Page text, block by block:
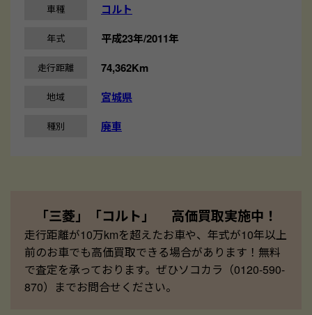
車種 コルト
年式 平成23年/2011年
走行距離 74,362Km
地域 宮城県
種別 廃車
「三菱」「コルト」 高価買取実施中！
走行距離が10万kmを超えたお車や、年式が10年以上
前のお車でも高価買取できる場合があります！無料
で査定を承っております。ぜひソコカラ（0120-590-
870）までお問合せください。